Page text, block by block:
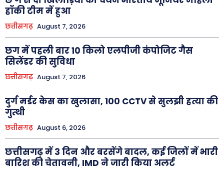
हॉकी टीम में हुआ
छत्तीसगढ़ August 7, 2026
छग में पहली बार 10 किलो एलपीजी कंपोजिट गैस
सिलेंडर की सुविधा
छत्तीसगढ़ August 7, 2026
दुर्ग मर्डर केस का खुलासा, 100 CCTV से सुलझी हत्या की
गुत्थी
छत्तीसगढ़ August 6, 2026
छत्तीसगढ़ में 3 दिन और बरसेंगे बादल, कई जिलों में भारी
बारिश की चेतावनी, IMD ने जारी किया अलर्ट